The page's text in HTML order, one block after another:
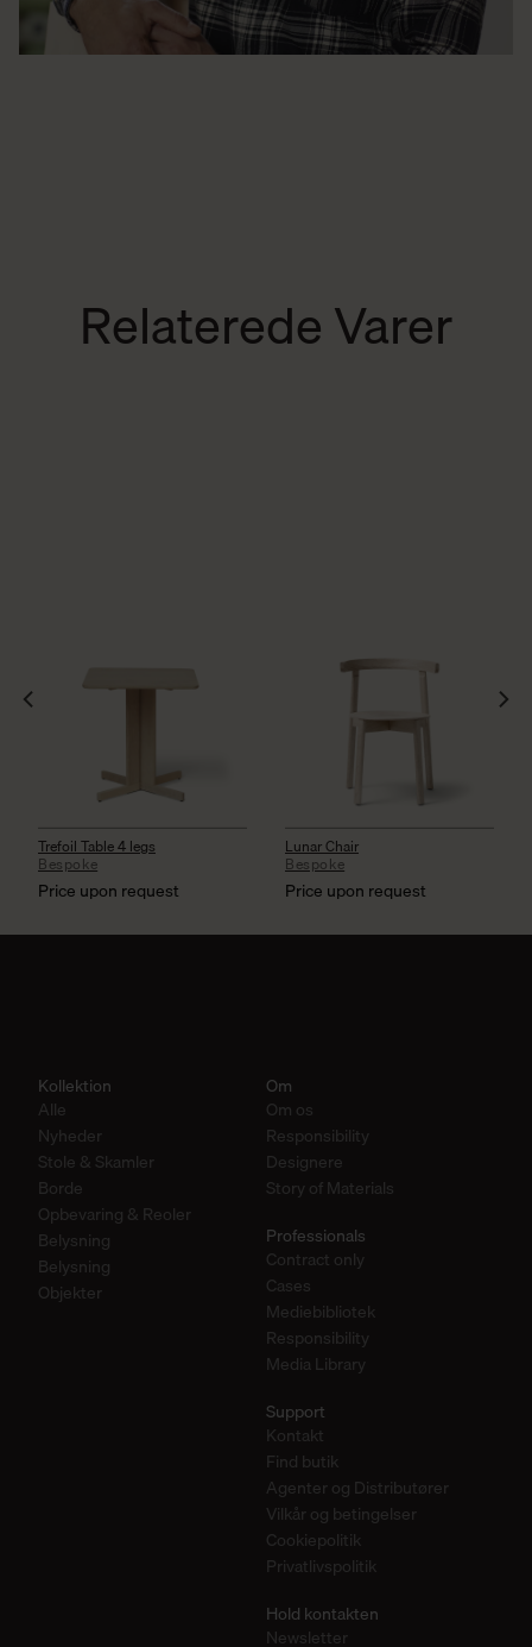
Relaterede Varer
Trefoil Table 4 legs
Bespoke
Price upon request
Lunar Chair
Bespoke
Price upon request
Kollektion
Alle
Nyheder
Stole & Skamler
Borde
Opbevaring & Reoler
Belysning
Belysning
Objekter
Om
Om os
Responsibility
Designere
Story of Materials
Professionals
Contract only
Cases
Mediebibliotek
Responsibility
Media Library
Support
Kontakt
Find butik
Agenter og Distributører
Vilkår og betingelser
Cookiepolitik
Privatlivspolitik
Hold kontakten
Newsletter